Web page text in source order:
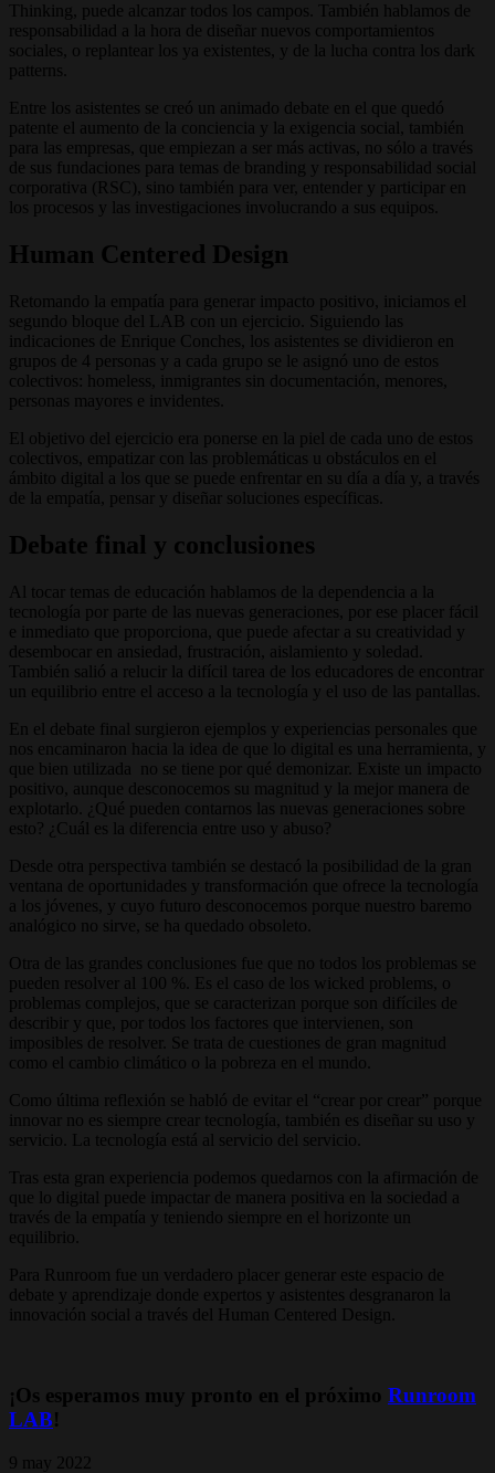
Thinking, puede alcanzar todos los campos. También hablamos de
responsabilidad a la hora de diseñar nuevos comportamientos
sociales, o replantear los ya existentes, y de la lucha contra los dark
patterns.
Entre los asistentes se creó un animado debate en el que quedó
patente el aumento de la conciencia y la exigencia social, también
para las empresas, que empiezan a ser más activas, no sólo a través
de sus fundaciones para temas de branding y responsabilidad social
corporativa (RSC), sino también para ver, entender y participar en
los procesos y las investigaciones involucrando a sus equipos.
Human Centered Design
Retomando la empatía para generar impacto positivo, iniciamos el
segundo bloque del LAB con un ejercicio. Siguiendo las
indicaciones de Enrique Conches, los asistentes se dividieron en
grupos de 4 personas y a cada grupo se le asignó uno de estos
colectivos: homeless, inmigrantes sin documentación, menores,
personas mayores e invidentes.
El objetivo del ejercicio era ponerse en la piel de cada uno de estos
colectivos, empatizar con las problemáticas u obstáculos en el
ámbito digital a los que se puede enfrentar en su día a día y, a través
de la empatía, pensar y diseñar soluciones específicas.
Debate final y conclusiones
Al tocar temas de educación hablamos de la dependencia a la
tecnología por parte de las nuevas generaciones, por ese placer fácil
e inmediato que proporciona, que puede afectar a su creatividad y
desembocar en ansiedad, frustración, aislamiento y soledad.
También salió a relucir la difícil tarea de los educadores de encontrar
un equilibrio entre el acceso a la tecnología y el uso de las pantallas.
En el debate final surgieron ejemplos y experiencias personales que
nos encaminaron hacia la idea de que lo digital es una herramienta, y
que bien utilizada no se tiene por qué demonizar. Existe un impacto
positivo, aunque desconocemos su magnitud y la mejor manera de
explotarlo. ¿Qué pueden contarnos las nuevas generaciones sobre
esto? ¿Cuál es la diferencia entre uso y abuso?
Desde otra perspectiva también se destacó la posibilidad de la gran
ventana de oportunidades y transformación que ofrece la tecnología
a los jóvenes, y cuyo futuro desconocemos porque nuestro baremo
analógico no sirve, se ha quedado obsoleto.
Otra de las grandes conclusiones fue que no todos los problemas se
pueden resolver al 100 %. Es el caso de los wicked problems, o
problemas complejos, que se caracterizan porque son difíciles de
describir y que, por todos los factores que intervienen, son
imposibles de resolver. Se trata de cuestiones de gran magnitud
como el cambio climático o la pobreza en el mundo.
Como última reflexión se habló de evitar el “crear por crear” porque
innovar no es siempre crear tecnología, también es diseñar su uso y
servicio. La tecnología está al servicio del servicio.
Tras esta gran experiencia podemos quedarnos con la afirmación de
que lo digital puede impactar de manera positiva en la sociedad a
través de la empatía y teniendo siempre en el horizonte un
equilibrio.
Para Runroom fue un verdadero placer generar este espacio de
debate y aprendizaje donde expertos y asistentes desgranaron la
innovación social a través del Human Centered Design.
¡Os esperamos muy pronto en el próximo Runroom
LAB!
9 may 2022